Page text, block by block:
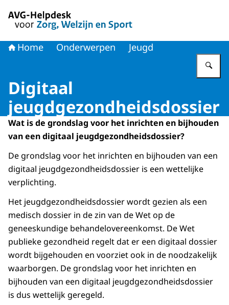
Home Onderwerpen Jeugd
Digitaal
jeugdgezondheidsdossier
Wat is de grondslag voor het inrichten en bijhouden
van een digitaal jeugdgezondheidsdossier?
De grondslag voor het inrichten en bijhouden van een
digitaal jeugdgezondheidsdossier is een wettelijke
verplichting.
Het jeugdgezondheidsdossier wordt gezien als een
medisch dossier in de zin van de Wet op de
geneeskundige behandelovereenkomst. De Wet
publieke gezondheid regelt dat er een digitaal dossier
wordt bijgehouden en voorziet ook in de noodzakelijk
waarborgen. De grondslag voor het inrichten en
bijhouden van een digitaal jeugdgezondheidsdossier
is dus wettelijk geregeld.